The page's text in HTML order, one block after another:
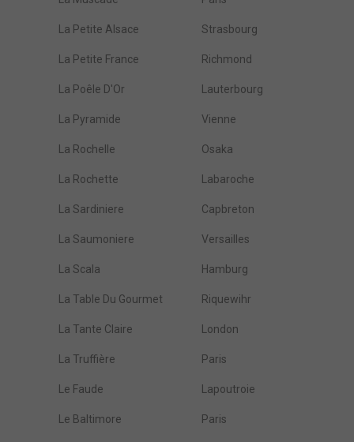
La Petite Alsace Strasbourg
La Petite France Richmond
La Poêle D'Or Lauterbourg
La Pyramide Vienne
La Rochelle Osaka
La Rochette Labaroche
La Sardiniere Capbreton
La Saumoniere Versailles
La Scala Hamburg
La Table Du Gourmet Riquewihr
La Tante Claire London
La Truffière Paris
Le Faude Lapoutroie
Le Baltimore Paris